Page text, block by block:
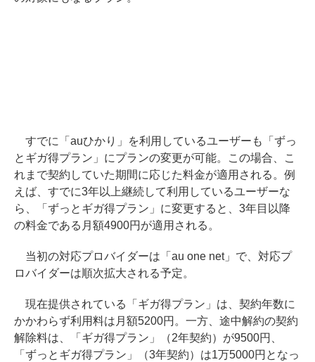
すでに「auひかり」を利用しているユーザーも「ずっ
とギガ得プラン」にプランの変更が可能。この場合、こ
れまで契約していた期間に応じた料金が適用される。例
えば、すでに3年以上継続して利用しているユーザーな
ら、「ずっとギガ得プラン」に変更すると、3年目以降
の料金である月額4900円が適用される。
当初の対応プロバイダーは「au one net」で、対応プ
ロバイダーは順次拡大される予定。
現在提供されている「ギガ得プラン」は、契約年数に
かかわらず利用料は月額5200円。一方、途中解約の契約
解除料は、「ギガ得プラン」（2年契約）が9500円、
「ずっとギガ得プラン」（3年契約）は1万5000円となっ